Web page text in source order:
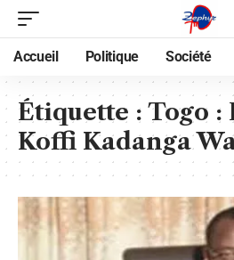
Accueil Politique Société
Étiquette : Togo :
Koffi Kadanga